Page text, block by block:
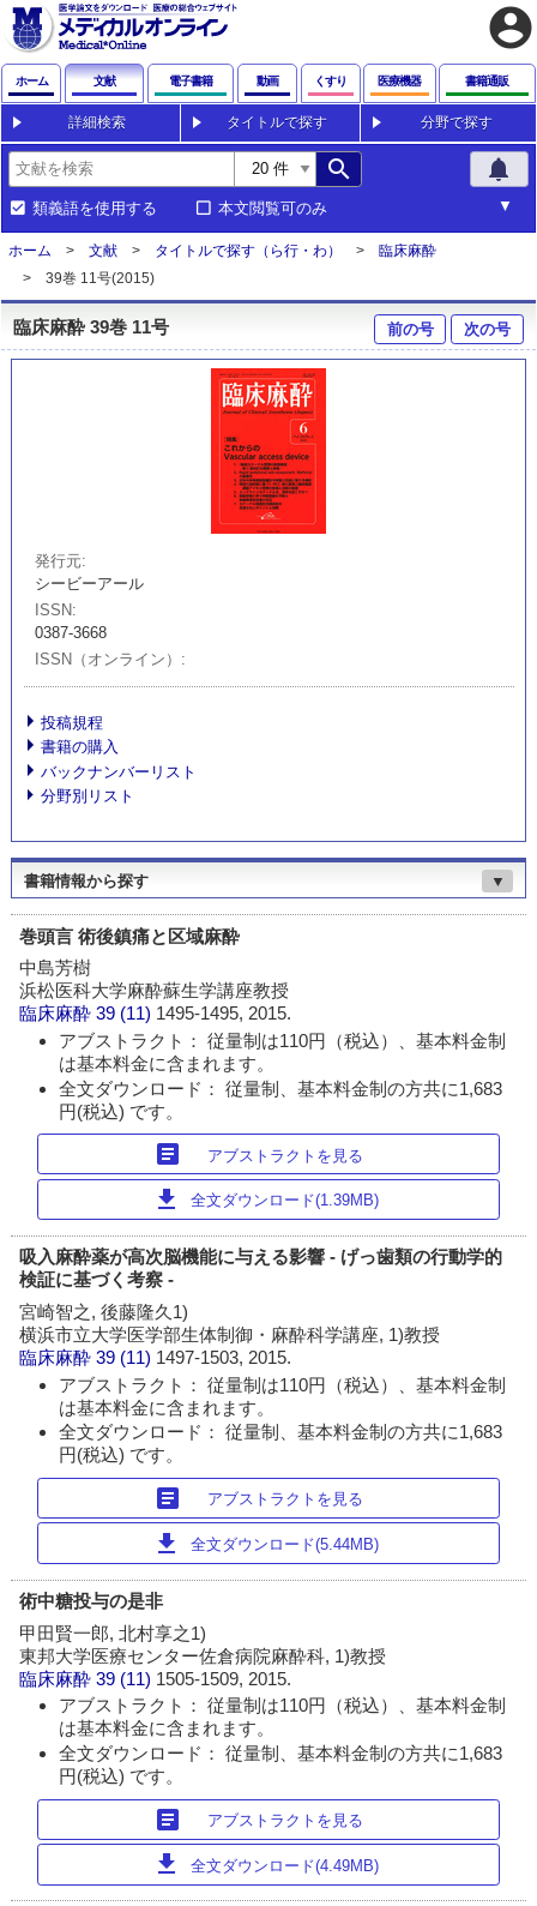
account_circle
ホーム 文献 電子書籍 動画 くすり 医療機器 書籍通販
詳細検索 タイトルで探す 分野で探す
search notifications
類義語を使用する 本文閲覧可のみ
ホーム 文献 タイトルで探す（ら行・わ）
臨床麻酔
39巻 11号(2015)
臨床麻酔 39巻 11号 前の号 次の号
発行元
シービーアール
ISSN
0387-3668
ISSN（オンライン）
投稿規程
書籍の購入
バックナンバーリスト
分野別リスト
書籍情報から探す ▼
巻頭言 術後鎮痛と区域麻酔
中島芳樹
浜松医科大学麻酔蘇生学講座教授
臨床麻酔 39 (11) 1495-1495, 2015.
アブストラクト： 従量制は110円（税込）、基本料金制
は基本料金に含まれます。
全文ダウンロード： 従量制、基本料金制の方共に1,683
円(税込) です。
article アブストラクトを見る
download 全文ダウンロード(1.39MB)
吸入麻酔薬が高次脳機能に与える影響 - げっ歯類の行動学的
検証に基づく考察 -
宮崎智之, 後藤隆久1)
横浜市立大学医学部生体制御・麻酔科学講座, 1)教授
臨床麻酔 39 (11) 1497-1503, 2015.
アブストラクト： 従量制は110円（税込）、基本料金制
は基本料金に含まれます。
全文ダウンロード： 従量制、基本料金制の方共に1,683
円(税込) です。
article アブストラクトを見る
download 全文ダウンロード(5.44MB)
術中糖投与の是非
甲田賢一郎, 北村享之1)
東邦大学医療センター佐倉病院麻酔科, 1)教授
臨床麻酔 39 (11) 1505-1509, 2015.
アブストラクト： 従量制は110円（税込）、基本料金制
は基本料金に含まれます。
全文ダウンロード： 従量制、基本料金制の方共に1,683
円(税込) です。
article アブストラクトを見る
download 全文ダウンロード(4.49MB)